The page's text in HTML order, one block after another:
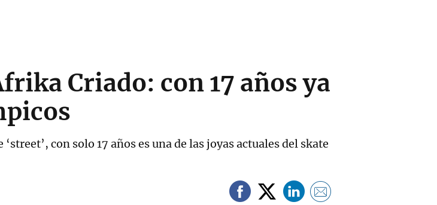
Criado: con 17 años ya
con solo 17 años es una de las joyas actuales del skate